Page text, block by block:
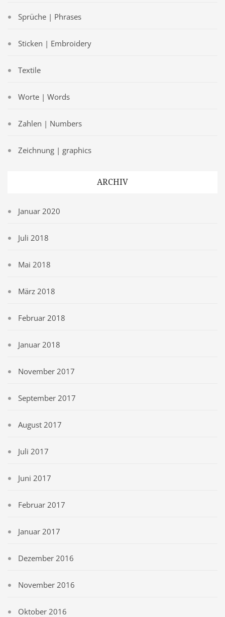
Sprüche | Phrases
Sticken | Embroidery
Textile
Worte | Words
Zahlen | Numbers
Zeichnung | graphics
ARCHIV
Januar 2020
Juli 2018
Mai 2018
März 2018
Februar 2018
Januar 2018
November 2017
September 2017
August 2017
Juli 2017
Juni 2017
Februar 2017
Januar 2017
Dezember 2016
November 2016
Oktober 2016